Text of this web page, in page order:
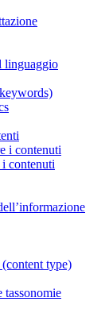
linguaggio
i contenuti
contenuti
type)
tassonomie